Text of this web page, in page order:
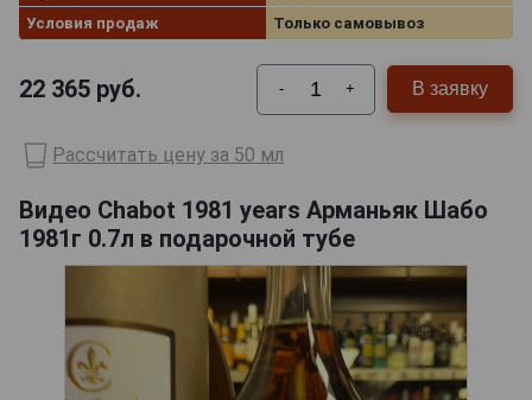
Условия продаж
Только самовывоз
22 365 руб. - + В заявку
Рассчитать цену за 50 мл
Видео Chabot 1981 years Арманьяк Шабо
1981г 0.7л в подарочной тубе